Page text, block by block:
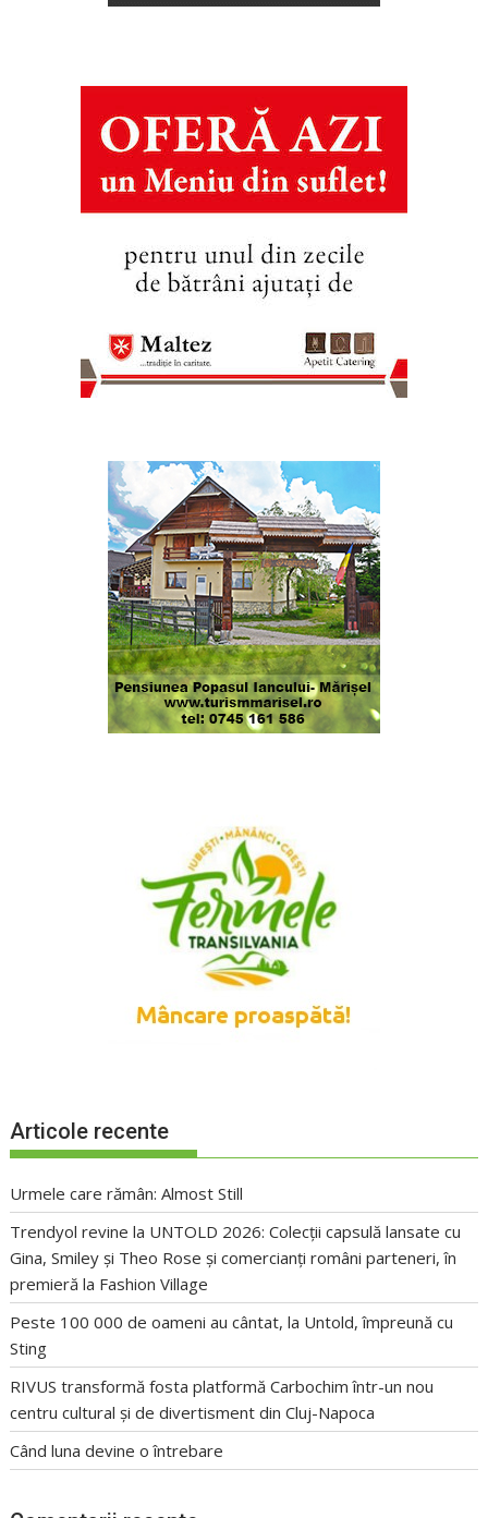
Articole recente
Urmele care rămân: Almost Still
Trendyol revine la UNTOLD 2026: Colecții capsulă lansate cu
Gina, Smiley și Theo Rose și comercianți români parteneri, în
premieră la Fashion Village
Peste 100 000 de oameni au cântat, la Untold, împreună cu
Sting
RIVUS transformă fosta platformă Carbochim într-un nou
centru cultural și de divertisment din Cluj-Napoca
Când luna devine o întrebare